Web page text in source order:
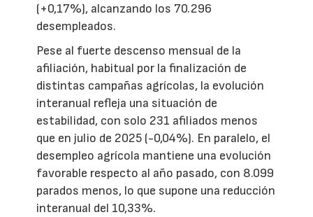
(+0,17%), alcanzando los 70.296
desempleados.
Pese al fuerte descenso mensual de la
afiliación, habitual por la finalización de
distintas campañas agrícolas, la evolución
interanual refleja una situación de
estabilidad, con solo 231 afiliados menos
que en julio de 2025 (-0,04%). En paralelo, el
desempleo agrícola mantiene una evolución
favorable respecto al año pasado, con 8.099
parados menos, lo que supone una reducción
interanual del 10,33%.